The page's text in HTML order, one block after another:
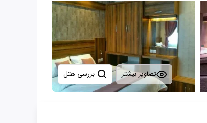
تصاویر بیشتر